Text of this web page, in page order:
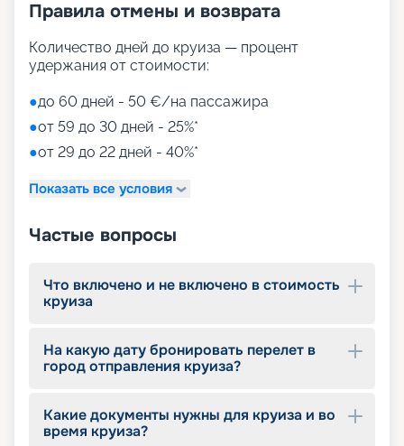
сообщить, что при раннем бронировании вы
при этом получить отличное качество сервиса.
Наш сервис бронирования круизов предлагает
режиме онлайн. Не пропустите шанс наполнить
свой тур разнообразными развлечениями: от
концертов и театральных представлений до
спортивных мероприятий и SPA-отдыха.
питание по системе «все включено». Подарите
на правильном пути к отличному отдыху!
Правила отмены и возврата
Количество дней до круиза — процент
удержания от стоимости:
●до 60 дней - 50 €/на пассажира
●от 59 до 30 дней - 25%*
●от 29 до 22 дней - 40%*
Показать все условия
Частые вопросы
Что включено и не включено в стоимость
круиза
На какую дату бронировать перелет в
город отправления круиза?
Какие документы нужны для круиза и во
время круиза?